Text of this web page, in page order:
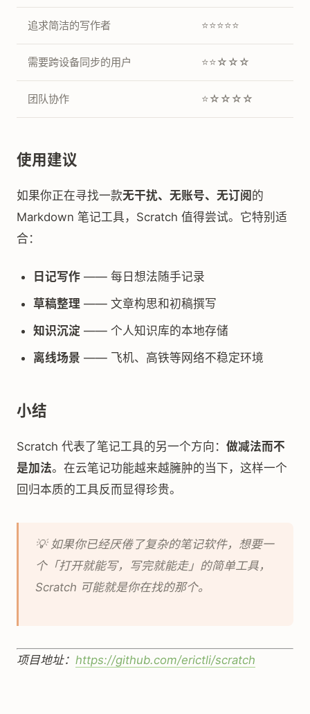
追求简洁的写作者 ⭐⭐⭐⭐⭐
需要跨设备同步的用户 ⭐⭐☆☆☆
团队协作 ⭐☆☆☆☆
使用建议
如果你正在寻找一款无干扰、无账号、无订阅 的
Markdown 笔记工具，Scratch 值得尝试。它特别适
合：
日记写作 —— 每日想法随手记录
草稿整理 —— 文章构思和初稿撰写
知识沉淀 —— 个人知识库的本地存储
离线场景 —— 飞机、高铁等网络不稳定环境
小结
Scratch 代表了笔记工具的另一个方向： 做减法而不
是加法。在云笔记功能越来越臃肿的当下，这样一个
回归本质的工具反而显得珍贵。
💡 如果你已经厌倦了复杂的笔记软件，想要一
个「打开就能写，写完就能走」的简单工具，
Scratch 可能就是你在找的那个。
项目地址： https://github.com/erictli/scratch